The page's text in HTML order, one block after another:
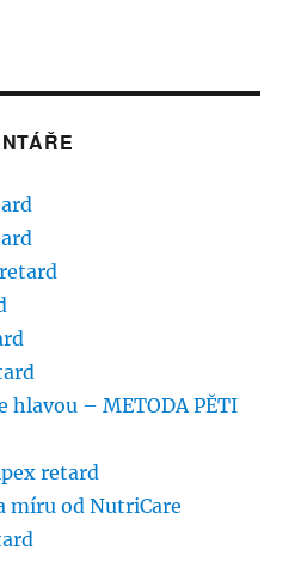
hlavou – METODA PĚTI
retard
míru od NutriCare